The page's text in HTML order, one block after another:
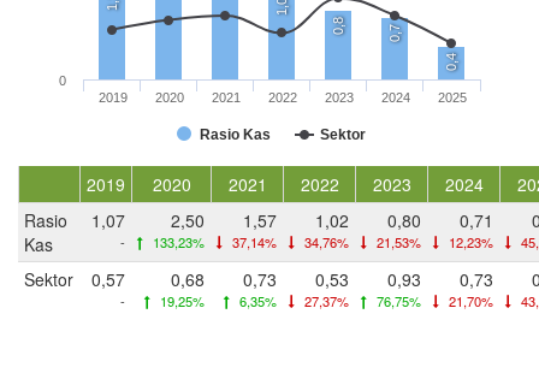
1,0
0,8
0,7
0,4
Rasio Kas Sektor
2019 2020 2021 2022 2023 2024 2025
0
2019 2020 2021 2022 2023 2024
Rasio
Kas
1,07
-
2,50
133,23%
1,57
37,14%
1,02
34,76%
0,80
21,53%
0,71
12,23%
Sektor 0,57
-
0,68
19,25%
0,73
6,35%
0,53
27,37%
0,93
76,75%
0,73
21,70%